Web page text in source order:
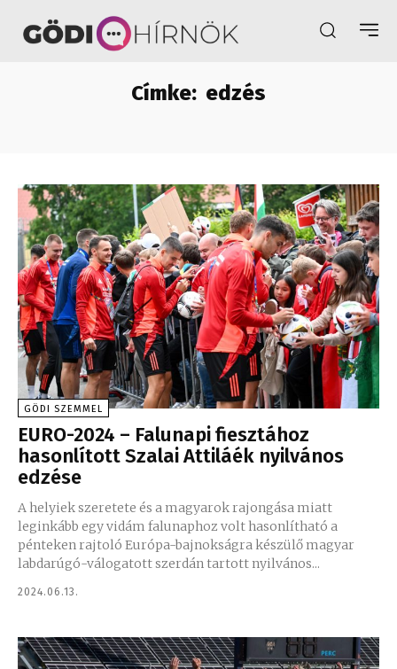
Címke: edzés
GÖDI SZEMMEL
EURO-2024 – Falunapi fiesztához
hasonlított Szalai Attiláék nyilvános
edzése
A helyiek szeretete és a magyarok rajongása miatt
leginkább egy vidám falunaphoz volt hasonlítható a
pénteken rajtoló Európa-bajnokságra készülő magyar
labdarúgó-válogatott szerdán tartott nyilvános...
2024.06.13.